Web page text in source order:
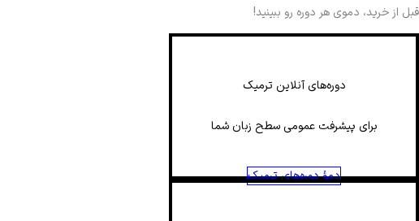
قبل از خرید، دموی هر دوره رو ببینید!
دوره‌های آنلاین ترمیک
برای پیشرفت عمومی سطح زبان شما
دمؤ دوره‌های ترمیک